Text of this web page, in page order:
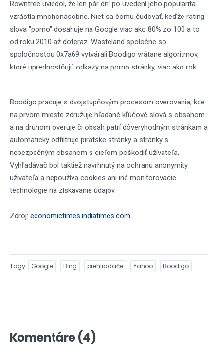
Rowntree uviedol, že len pár dní po uvedení jeho popularita
vzrástla mnohonásobne. Niet sa čomu čudovať, keďže rating
slova "porno" dosahuje na Google viac ako 80% zo 100 a to
od roku 2010 až doteraz. Wasteland spoločne so
spoločnosťou 0x7a69 vytvárali Boodigo vrátane algoritmov,
ktoré uprednostňujú odkazy na porno stránky, viac ako rok.
Boodigo pracuje s dvojstupňovým procesom overovania, kde
na prvom mieste združuje hľadané kľúčové slová s obsahom
a na druhom overuje či obsah patrí dôveryhodným stránkam a
automaticky odfiltruje pirátske stránky a stránky s
nebezpečným obsahom s cieľom poškodiť užívateľa.
Vyhľadávač bol taktiež navrhnutý na ochranu anonymity
užívateľa a nepoužíva cookies ani iné monitorovacie
technológie na získavanie údajov.
Zdroj: economictimes.indiatimes.com
Tagy Google Bing prehliadače Yahoo Boodigo
Komentáre (4)